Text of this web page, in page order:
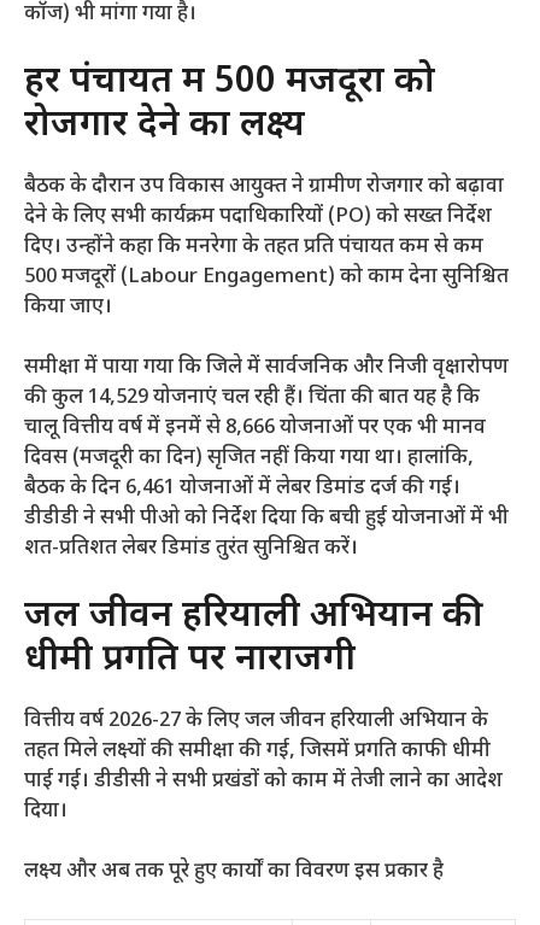
कॉज) भी मांगा गया है।
​हर पंचायत में 500 मजदूरों को
रोजगार देने का लक्ष्य
​बैठक के दौरान उप विकास आयुक्त ने ग्रामीण रोजगार को बढ़ावा
देने के लिए सभी कार्यक्रम पदाधिकारियों (PO) को सख्त निर्देश
दिए। उन्होंने कहा कि मनरेगा के तहत प्रति पंचायत कम से कम
500 मजदूरों (Labour Engagement) को काम देना सुनिश्चित
किया जाए।
​समीक्षा में पाया गया कि जिले में सार्वजनिक और निजी वृक्षारोपण
की कुल 14,529 योजनाएं चल रही हैं। चिंता की बात यह है कि
चालू वित्तीय वर्ष में इनमें से 8,666 योजनाओं पर एक भी मानव
दिवस (मजदूरी का दिन) सृजित नहीं किया गया था। हालांकि,
बैठक के दिन 6,461 योजनाओं में लेबर डिमांड दर्ज की गई।
डीडीडी ने सभी पीओ को निर्देश दिया कि बची हुई योजनाओं में भी
शत-प्रतिशत लेबर डिमांड तुरंत सुनिश्चित करें।
​जल जीवन हरियाली अभियान की
धीमी प्रगति पर नाराजगी
​वित्तीय वर्ष 2026-27 के लिए जल जीवन हरियाली अभियान के
तहत मिले लक्ष्यों की समीक्षा की गई, जिसमें प्रगति काफी धीमी
पाई गई। डीडीसी ने सभी प्रखंडों को काम में तेजी लाने का आदेश
दिया।
​लक्ष्य और अब तक पूरे हुए कार्यों का विवरण इस प्रकार है